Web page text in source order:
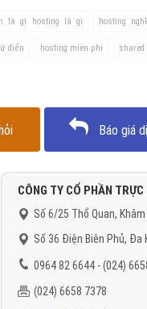
là gì hosting là gì hosting
điển hosting mien phi
Báo giá
CÔNG TY CỔ PHẦN
Số 6/25 Thổ Quan,
Số 36 Điện Biên Phủ, Đa
0964 82 6644 - (024)
(024) 6658 7378